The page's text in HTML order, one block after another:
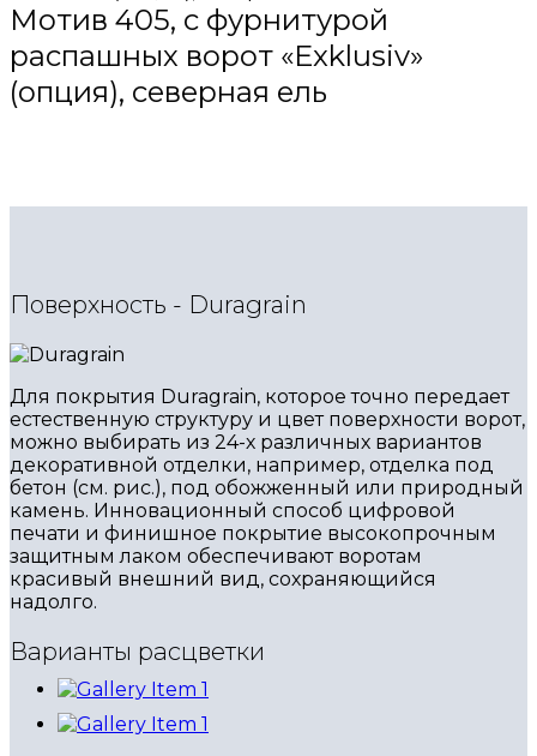
Мотив 405, с фурнитурой
распашных ворот «Exklusiv»
(опция), северная ель
Поверхность - Duragrain
Для покрытия Duragrain, которое точно передает
естественную структуру и цвет поверхности ворот,
можно выбирать из 24-х различных вариантов
декоративной отделки, например, отделка под
бетон (см. рис.), под обожженный или природный
камень. Инновационный способ цифровой
печати и финишное покрытие высокопрочным
защитным лаком обеспечивают воротам
красивый внешний вид, сохраняющийся
надолго.
Варианты расцветки